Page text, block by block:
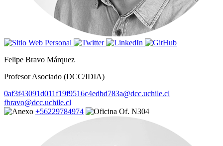
Felipe Bravo Márquez
Profesor Asociado (DCC/IDIA)
0af3f43091d011f19f9516c4edbd783a@dcc.uchile.cl
fbravo@dcc.uchile.cl
+56229784974
Of. N304